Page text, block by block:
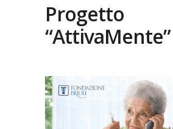
Progetto
“AttivaMente”